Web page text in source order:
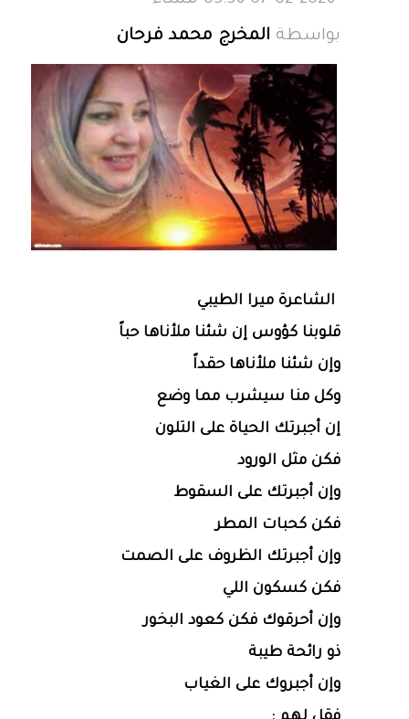
بواسطة المخرج محمد فرحان
الشاعرة ميرا الطيبي
قلوبنا كؤوس إن شئنا ملأناها حباً
وإن شئنا ملأناها حقداً
وكل منا سيشرب مما وضع
إن أجبرتك الحياة على التلون
فكن مثل الورود
وإن أجبرتك على السقوط
فكن كحبات المطر
وإن أجبرتك الظروف على الصمت
فكن كسكون اللي
وإن أحرقوك فكن كعود البخور
ذو رائحة طيبة
وإن أجبروك على الغياب